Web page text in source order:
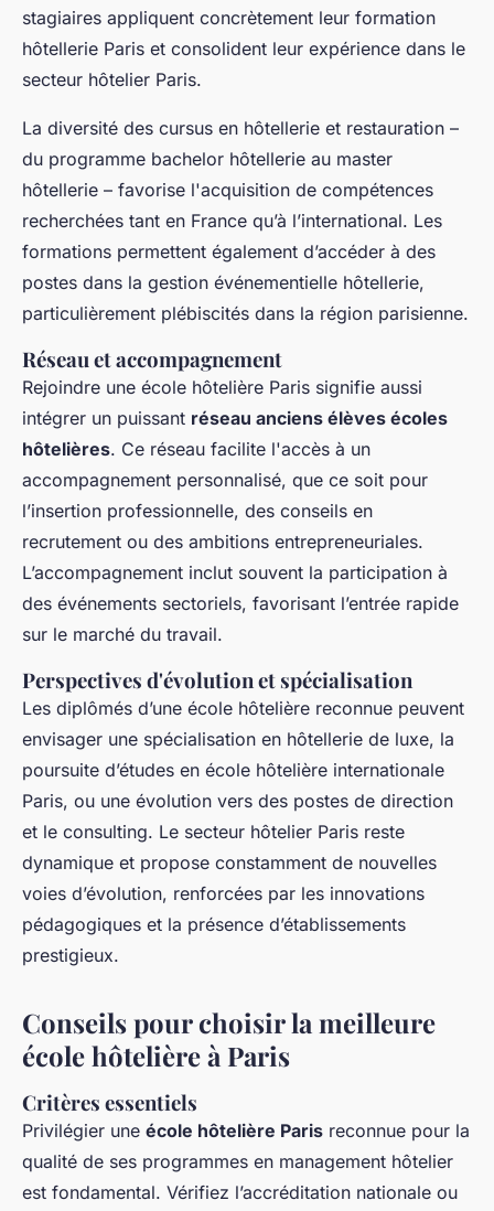
stagiaires appliquent concrètement leur formation
hôtellerie Paris et consolident leur expérience dans le
secteur hôtelier Paris.
La diversité des cursus en hôtellerie et restauration –
du programme bachelor hôtellerie au master
hôtellerie – favorise l'acquisition de compétences
recherchées tant en France qu’à l’international. Les
formations permettent également d’accéder à des
postes dans la gestion événementielle hôtellerie,
particulièrement plébiscités dans la région parisienne.
Réseau et accompagnement
Rejoindre une école hôtelière Paris signifie aussi
intégrer un puissant réseau anciens élèves écoles
hôtelières. Ce réseau facilite l'accès à un
accompagnement personnalisé, que ce soit pour
l’insertion professionnelle, des conseils en
recrutement ou des ambitions entrepreneuriales.
L’accompagnement inclut souvent la participation à
des événements sectoriels, favorisant l’entrée rapide
sur le marché du travail.
Perspectives d'évolution et spécialisation
Les diplômés d’une école hôtelière reconnue peuvent
envisager une spécialisation en hôtellerie de luxe, la
poursuite d’études en école hôtelière internationale
Paris, ou une évolution vers des postes de direction
et le consulting. Le secteur hôtelier Paris reste
dynamique et propose constamment de nouvelles
voies d’évolution, renforcées par les innovations
pédagogiques et la présence d’établissements
prestigieux.
Conseils pour choisir la meilleure
école hôtelière à Paris
Critères essentiels
Privilégier une école hôtelière Paris reconnue pour la
qualité de ses programmes en management hôtelier
est fondamental. Vérifiez l’accréditation nationale ou